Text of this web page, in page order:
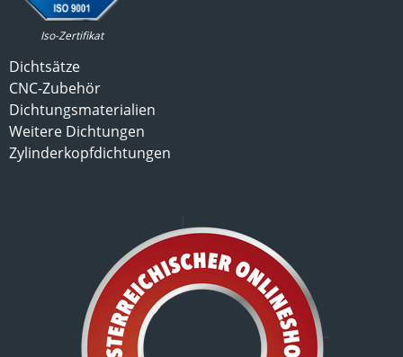
Iso-Zertifikat
Dichtsätze
CNC-Zubehör
Dichtungsmaterialien
Weitere Dichtungen
Zylinderkopfdichtungen